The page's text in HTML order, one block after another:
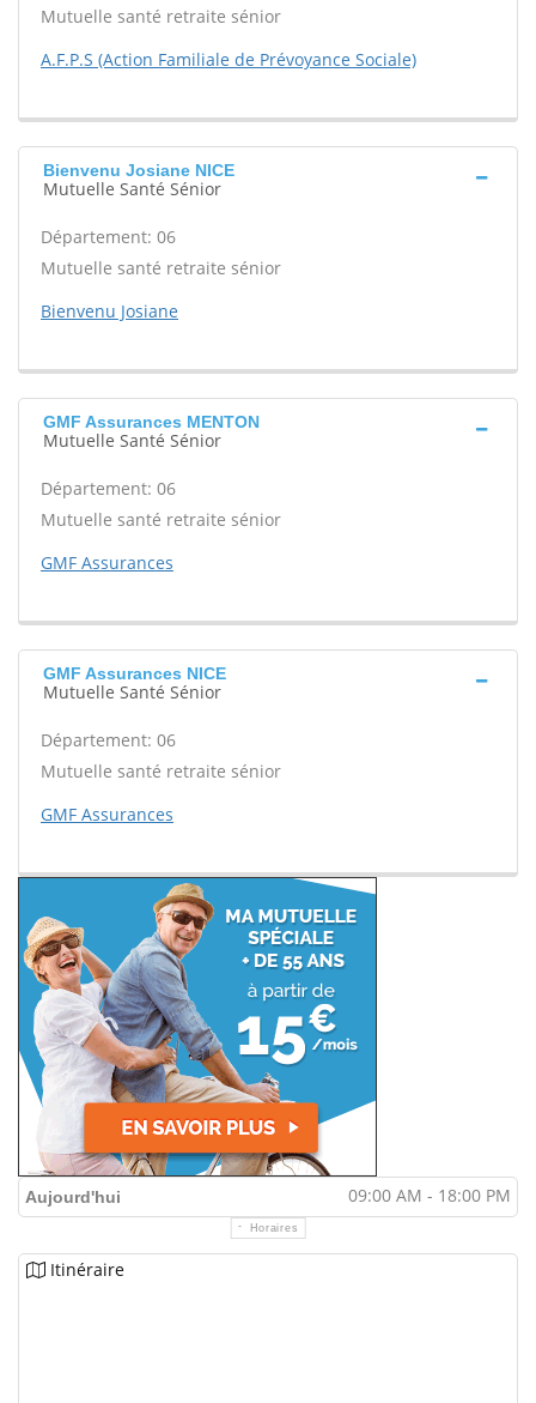
Mutuelle santé retraite sénior
A.F.P.S (Action Familiale de Prévoyance Sociale)
Bienvenu Josiane NICE
Mutuelle Santé Sénior
Département: 06
Mutuelle santé retraite sénior
Bienvenu Josiane
GMF Assurances MENTON
Mutuelle Santé Sénior
Département: 06
Mutuelle santé retraite sénior
GMF Assurances
GMF Assurances NICE
Mutuelle Santé Sénior
Département: 06
Mutuelle santé retraite sénior
GMF Assurances
Aujourd'hui 09:00 AM - 18:00 PM
Horaires
Itinéraire